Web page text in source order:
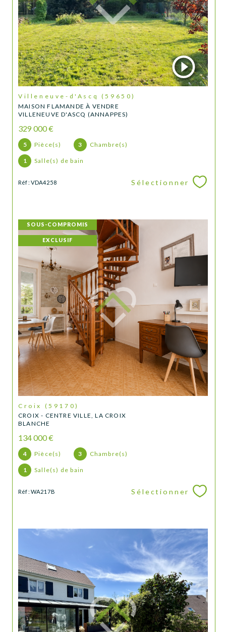
Villeneuve-d'Ascq (59650)
MAISON FLAMANDE À VENDRE
VILLENEUVE D'ASCQ (ANNAPPES)
329 000 €
5 Pièce(s) 3 Chambre(s)
1 Salle(s) de bain
Réf : VDA4258 Sélectionner
SOUS-COMPROMIS
EXCLUSIF
Croix (59170)
CROIX - CENTRE VILLE, LA CROIX
BLANCHE
134 000 €
4 Pièce(s) 3 Chambre(s)
1 Salle(s) de bain
Réf : WA217B Sélectionner